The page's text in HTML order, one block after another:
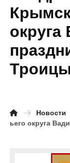
Троицы
Новости
ьего округа